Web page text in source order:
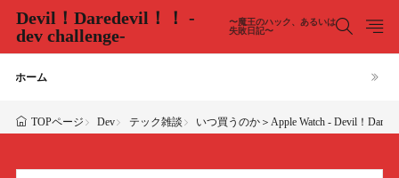
Devil！Daredevil！！ -
dev challenge-
〜魔王のハック、あるいは
失敗日記〜
ホーム
TOPページ Dev テック雑談 いつ買うのか＞Apple Watch - Devil！